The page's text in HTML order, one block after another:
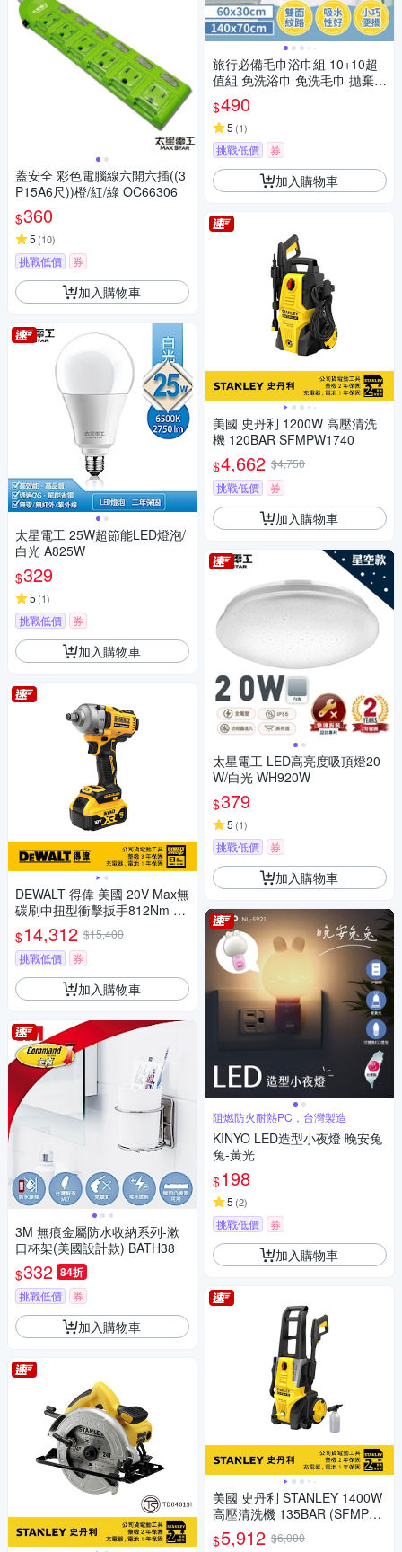
蓋安全 彩色電腦線六開六插((3
P15A6尺))橙/紅/綠 OC66306
$360
5 (10)
挑戰低價 券
加入購物車
太星電工 25W超節能LED燈泡/
白光 A825W
$329
5 (1)
挑戰低價 券
加入購物車
DEWALT 得偉 美國 20V Max無
碳刷中扭型衝擊扳手812Nm (D
CF891P2T)
$14,312 $15,400
挑戰低價
券
加入購物車
3M 無痕金屬防水收納系列-漱
口杯架(美國設計款) BATH38
$332 84折
挑戰低價 券
加入購物車
旅行必備毛巾浴巾組 10+10超
值組 免洗浴巾 免洗毛巾 拋棄式
毛巾
$490
5 (1)
挑戰低價 券
加入購物車
美國 史丹利 1200W 高壓清洗
機 120BAR SFMPW1740
$4,662 $4,750
挑戰低價
券
加入購物車
太星電工 LED高亮度吸頂燈20
W/白光 WH920W
$379
5 (1)
挑戰低價 券
加入購物車
阻燃防火耐熱PC，台灣製造
KINYO LED造型小夜燈 晚安兔
兔-黃光
$198
5 (2)
挑戰低價 券
加入購物車
美國 史丹利 STANLEY 1400W
高壓清洗機 135BAR (SFMPW
2000)
$5,912 $6,000